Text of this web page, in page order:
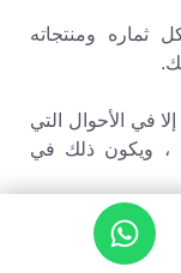
كل ثماره ومنتجاته
إلا في الأحوال التي
، ويكون ذلك في